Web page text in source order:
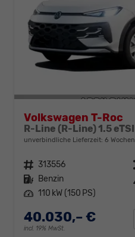
Volkswagen T-Roc
unverbindliche Lieferzeit: 6 Wochen
Fahrzeugnr. 313556
Kraftstoff Benzin
Leistung 110 kW (150 PS)
40.030,– €
incl. 19% MwSt.